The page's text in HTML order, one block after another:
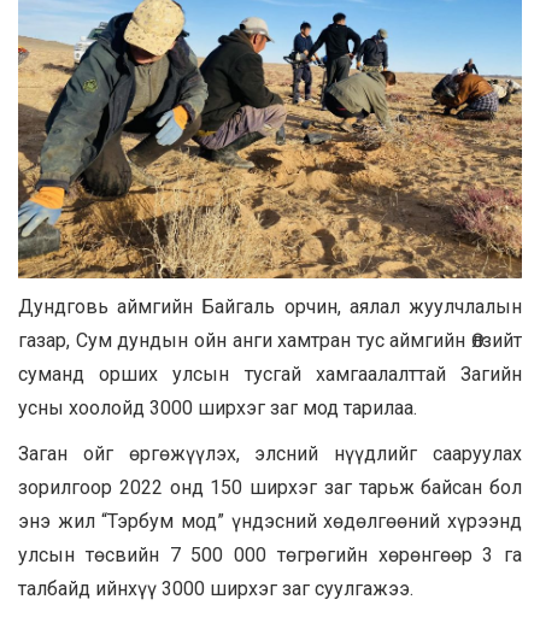
Дундговь аймгийн Байгаль орчин, аялал жуулчлалын
газар, Сум дундын ойн анги хамтран тус аймгийн Өлзийт
суманд орших улсын тусгай хамгаалалттай Загийн
усны хоолойд 3000 ширхэг заг мод тарилаа.
Заган ойг өргөжүүлэх, элсний нүүдлийг сааруулах
зорилгоор 2022 онд 150 ширхэг заг тарьж байсан бол
энэ жил “Тэрбум мод” үндэсний хөдөлгөөний хүрээнд
улсын төсвийн 7 500 000 төгрөгийн хөрөнгөөр 3 га
талбайд ийнхүү 3000 ширхэг заг суулгажээ.